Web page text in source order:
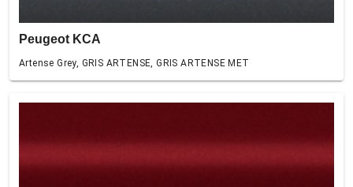
Peugeot KCA
Artense Grey, GRIS ARTENSE, GRIS ARTENSE MET